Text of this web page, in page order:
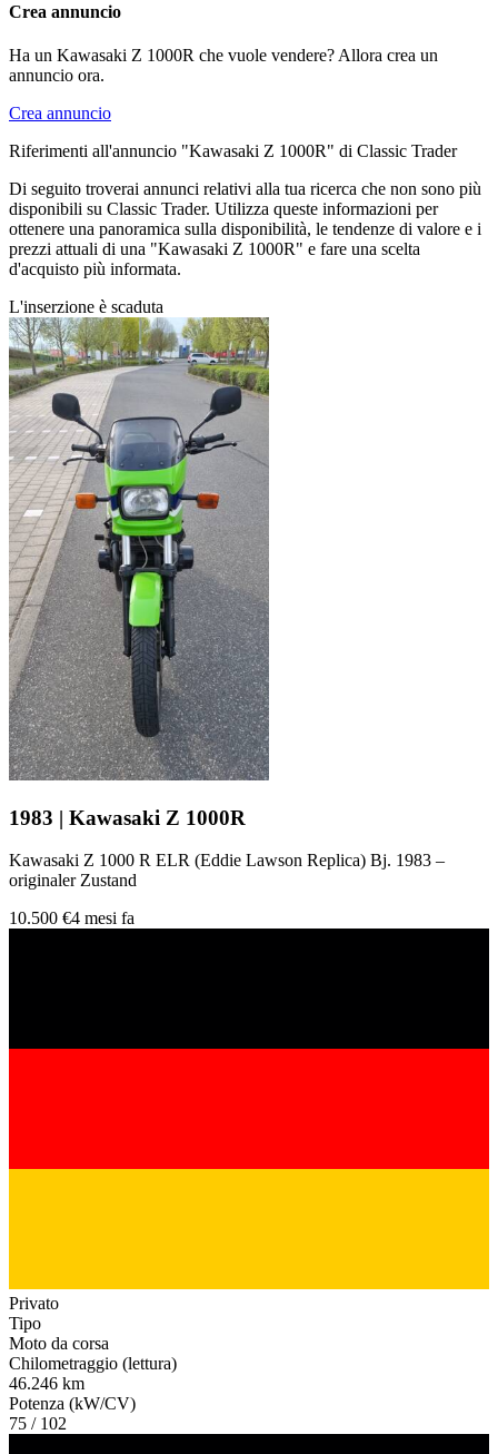
Crea annuncio
Ha un Kawasaki Z 1000R che vuole vendere? Allora crea un
annuncio ora.
Crea annuncio
Riferimenti all'annuncio "Kawasaki Z 1000R" di Classic Trader
Di seguito troverai annunci relativi alla tua ricerca che non sono più
disponibili su Classic Trader. Utilizza queste informazioni per
ottenere una panoramica sulla disponibilità, le tendenze di valore e i
prezzi attuali di una "Kawasaki Z 1000R" e fare una scelta
d'acquisto più informata.
L'inserzione è scaduta
1983 | Kawasaki Z 1000R
Kawasaki Z 1000 R ELR (Eddie Lawson Replica) Bj. 1983 –
originaler Zustand
10.500 €4 mesi fa
Privato
Tipo
Moto da corsa
Chilometraggio (lettura)
46.246 km
Potenza (kW/CV)
75 / 102